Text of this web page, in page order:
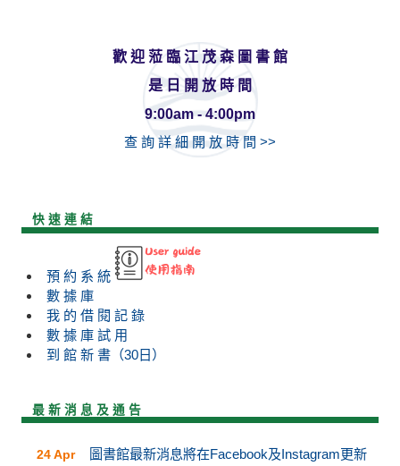
歡 迎 蒞 臨 江 茂 森 圖 書 館
是 日 開 放 時 間
9:00am - 4:00pm
查 詢 詳 細 開 放 時 間 >>
快 速 連 結
預 約 系 統
數 據 庫
我 的 借 閱 記 錄
數 據 庫 試 用
到 館 新 書（30日）
最 新 消 息 及 通 告
24 Apr 圖書館最新消息將在Facebook及Instagram更新